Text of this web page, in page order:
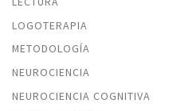
LOGOTERAPIA
METODOLOGÍA
NEUROCIENCIA
NEUROCIENCIA COGNITIVA